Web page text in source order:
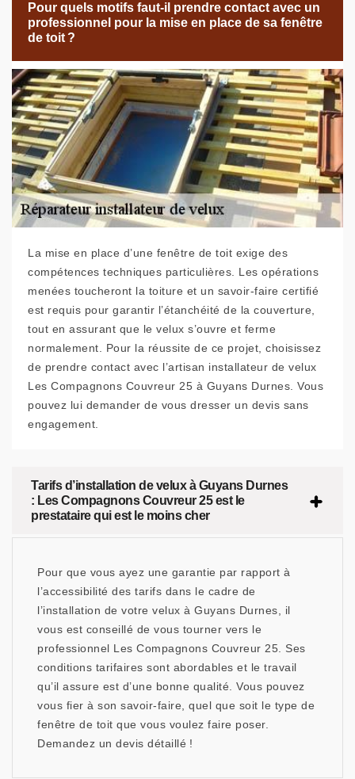
Pour quels motifs faut-il prendre contact avec un
professionnel pour la mise en place de sa fenêtre
de toit ?
La mise en place d’une fenêtre de toit exige des
compétences techniques particulières. Les opérations
menées toucheront la toiture et un savoir-faire certifié
est requis pour garantir l’étanchéité de la couverture,
tout en assurant que le velux s’ouvre et ferme
normalement. Pour la réussite de ce projet, choisissez
de prendre contact avec l’artisan installateur de velux
Les Compagnons Couvreur 25 à Guyans Durnes. Vous
pouvez lui demander de vous dresser un devis sans
engagement.
Tarifs d’installation de velux à Guyans Durnes
: Les Compagnons Couvreur 25 est le
prestataire qui est le moins cher
Pour que vous ayez une garantie par rapport à
l’accessibilité des tarifs dans le cadre de
l’installation de votre velux à Guyans Durnes, il
vous est conseillé de vous tourner vers le
professionnel Les Compagnons Couvreur 25. Ses
conditions tarifaires sont abordables et le travail
qu’il assure est d’une bonne qualité. Vous pouvez
vous fier à son savoir-faire, quel que soit le type de
fenêtre de toit que vous voulez faire poser.
Demandez un devis détaillé !